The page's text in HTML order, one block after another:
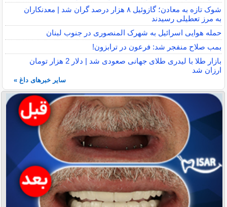
شوک تازه به معادن؛ گازوئیل ۸ هزار درصد گران شد | معدنکاران
به مرز تعطیلی رسیدند
حمله هوایی اسرائیل به شهرک المنصوری در جنوب لبنان
بمب صلاح منفجر شد: فرعون در ترابزون!
بازار طلا با لیدری طلای جهانی صعودی شد | دلار 2 هزار تومان
ارزان شد
سایر خبرهای داغ »